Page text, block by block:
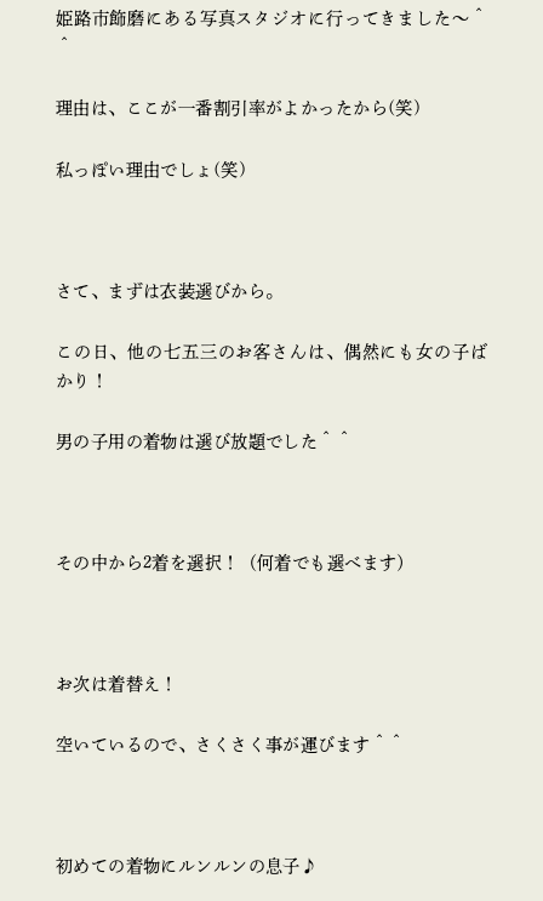
姫路市飾磨にある写真スタジオに行ってきました～＾
理由は、ここが一番割引率がよかったから(笑)
私っぽい理由でしょ(笑)
さて、まずは衣装選びから。
この日、他の七五三のお客さんは、偶然にも女の子ば
かり！
男の子用の着物は選び放題でした＾＾
その中から2着を選択！（何着でも選べます）
お次は着替え！
空いているので、さくさく事が運びます＾＾
初めての着物にルンルンの息子♪